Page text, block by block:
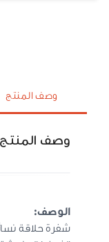
وصف المنتج
وصف المنتج
الوصف:
شفرة حلاقة